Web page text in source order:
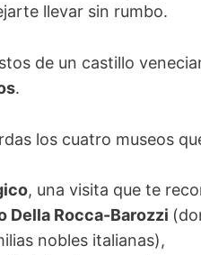
llevar sin rumbo.
de un castillo
.
los cuatro museos
, una visita que te
Della Rocca-Barozzi
nobles italianas),